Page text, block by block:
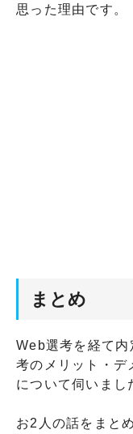
思った理由です。
まとめ
Web選考を経て
考のメリット・デ
について伺いまし
お2人の話をまと